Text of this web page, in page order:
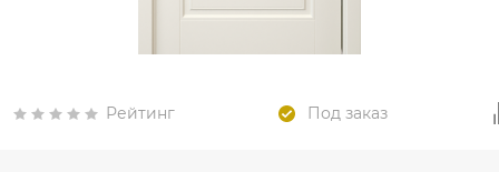
Рейтинг Под заказ